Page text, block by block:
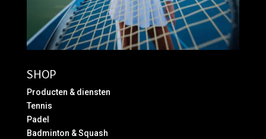
SHOP
Producten & diensten
Tennis
Padel
Badminton & Squash